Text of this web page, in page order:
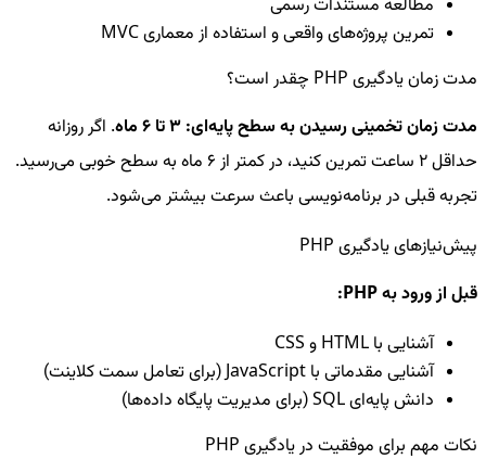
مطالعه مستندات رسمی
تمرین پروژه‌های واقعی و استفاده از معماری MVC
مدت زمان یادگیری PHP چقدر است؟
مدت زمان تخمینی رسیدن به سطح پایه‌ای: ۳ تا ۶ ماه
. اگر روزانه
حداقل ۲ ساعت تمرین کنید، در کمتر از ۶ ماه به سطح خوبی می‌رسید.
تجربه قبلی در برنامه‌نویسی باعث سرعت بیشتر می‌شود.
پیش‌نیازهای یادگیری PHP
قبل از ورود به PHP:
آشنایی با HTML و CSS
آشنایی مقدماتی با JavaScript (برای تعامل سمت کلاینت)
دانش پایه‌ای SQL (برای مدیریت پایگاه داده‌ها)
نکات مهم برای موفقیت در یادگیری PHP